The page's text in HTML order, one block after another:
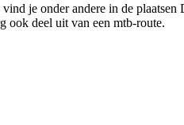
je onder andere in de
ook deel uit van een mtb-route.